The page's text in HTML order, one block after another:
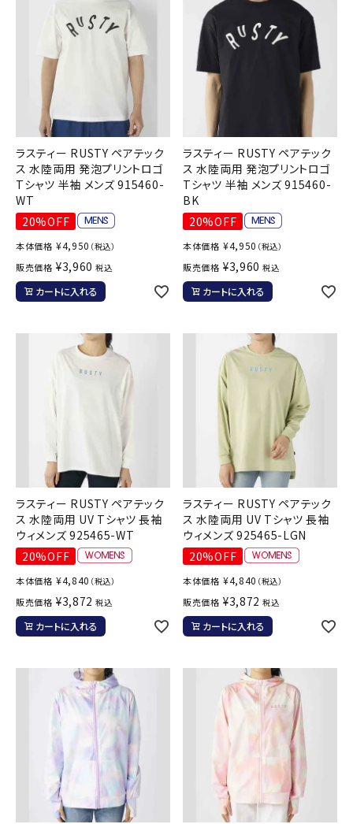
ラスティー RUSTY ペアテック
ス 水陸両用 発泡プリントロゴ
Tシャツ 半袖 メンズ 915460-
WT
20%OFF
本体価格 ¥4,950 （税込）
販売価格 ¥3,960 税込
カートに入れる
ラスティー RUSTY ペアテック
ス 水陸両用 発泡プリントロゴ
Tシャツ 半袖 メンズ 915460-
BK
20%OFF
本体価格 ¥4,950 （税込）
販売価格 ¥3,960 税込
カートに入れる
ラスティー RUSTY ペアテック
ス 水陸両用 UV Tシャツ 長袖
ウィメンズ 925465-WT
20%OFF
本体価格 ¥4,840 （税込）
販売価格 ¥3,872 税込
カートに入れる
ラスティー RUSTY ペアテック
ス 水陸両用 UV Tシャツ 長袖
ウィメンズ 925465-LGN
20%OFF
本体価格 ¥4,840 （税込）
販売価格 ¥3,872 税込
カートに入れる